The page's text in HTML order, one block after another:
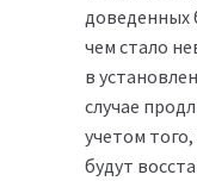
доведенных
чем стало
в
случае
учетом
будут